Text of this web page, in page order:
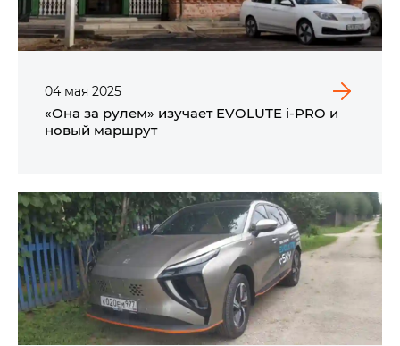
04 мая 2025
«Она за рулем» изучает EVOLUTE i‑PRO и
новый маршрут